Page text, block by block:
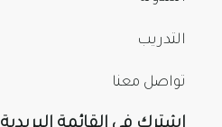
التدريب
تواصل معنا